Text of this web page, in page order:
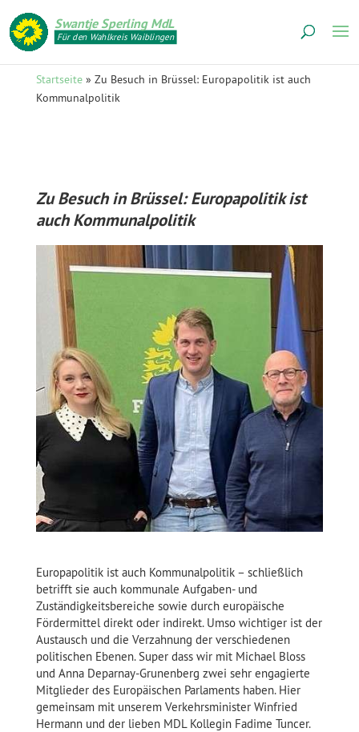
Swantje Sperling MdL
Für den Wahlkreis Waiblingen
Startseite» Zu Besuch in Brüssel: Europapolitik ist auch
Kommunalpolitik
Zu Besuch in Brüssel: Europapolitik ist
auch Kommunalpolitik
Europapolitik ist auch Kommunalpolitik – schließlich
betrifft sie auch kommunale Aufgaben- und
Zuständigkeitsbereiche sowie durch europäische
Fördermittel direkt oder indirekt. Umso wichtiger ist der
Austausch und die Verzahnung der verschiedenen
politischen Ebenen. Super dass wir mit Michael Bloss
und Anna Deparnay-Grunenberg zwei sehr engagierte
Mitglieder des Europäischen Parlaments haben. Hier
gemeinsam mit unserem Verkehrsminister Winfried
Hermann und der lieben MDL Kollegin Fadime Tuncer.